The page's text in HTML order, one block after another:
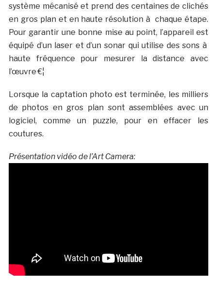
système mécanisé et prend des centaines de clichés
en gros plan et en haute résolution à chaque étape.
Pour garantir une bonne mise au point, l’appareil est
équipé d’un laser et d’un sonar qui utilise des sons à
haute fréquence pour mesurer la distance avec
l’œuvre €¦
Lorsque la captation photo est terminée, les milliers
de photos en gros plan sont assemblées avec un
logiciel, comme un puzzle, pour en effacer les
coutures.
Présentation vidéo de l’Art Camera: